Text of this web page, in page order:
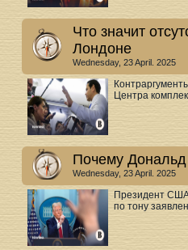
Что значит
Лондоне
Wednesday, 23 April. 2025
Центра
Почему
Wednesday, 23 April. 2025
Президент США
по тону